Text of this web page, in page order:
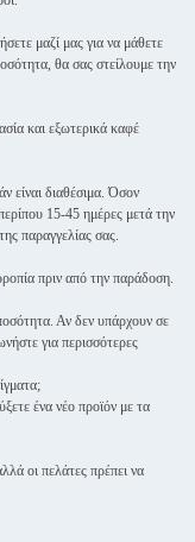
μαζί μας για να μάθετε
θα σας στείλουμε την
και εξωτερικά καφέ
είναι διαθέσιμα. Όσον
15-45 ημέρες μετά την
παραγγελίας σας.
πριν από την παράδοση.
Αν δεν υπάρχουν σε
για περισσότερες
ένα νέο προϊόν με τα
οι πελάτες πρέπει να